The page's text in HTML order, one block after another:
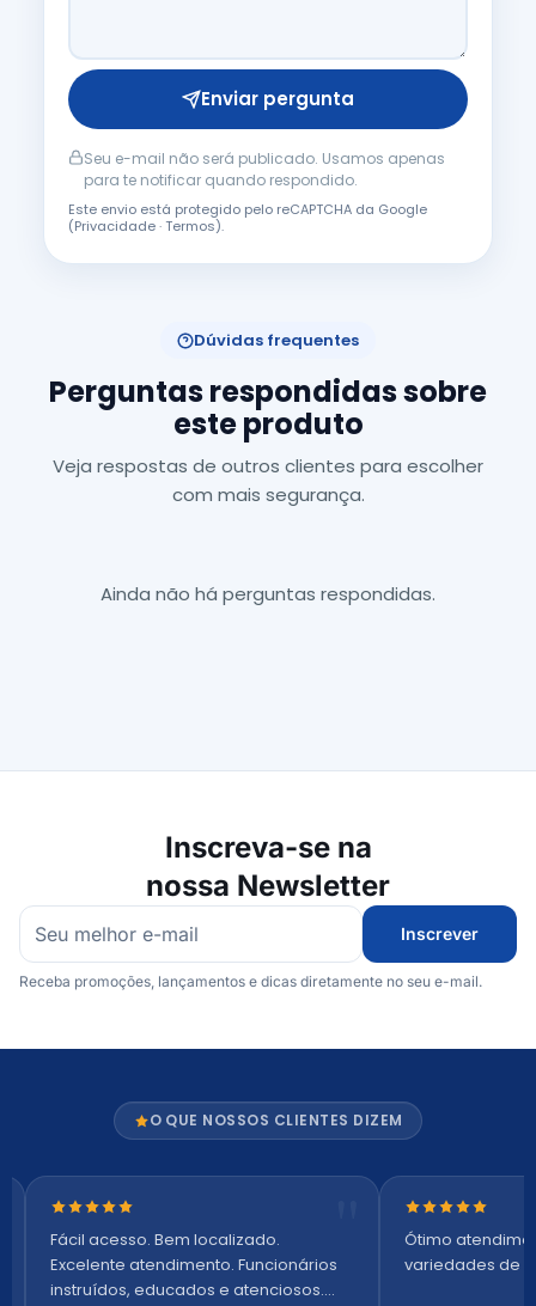
Enviar pergunta
Seu e-mail não será publicado. Usamos apenas
para te notificar quando respondido.
Este envio está protegido pelo reCAPTCHA da Google
(Privacidade·Termos).
Dúvidas frequentes
Perguntas respondidas sobre
este produto
Veja respostas de outros clientes para escolher
com mais segurança.
Ainda não há perguntas respondidas.
Inscreva-se na
nossa Newsletter
Inscrever
Receba promoções, lançamentos e dicas diretamente no seu e-mail.
O QUE NOSSOS CLIENTES DIZEM
Nota 5 de 5 estrelas
Fácil acesso. Bem localizado.
Excelente atendimento. Funcionários
instruídos, educados e atenciosos.
Nota 5 de 5
Ótimo
variedades de